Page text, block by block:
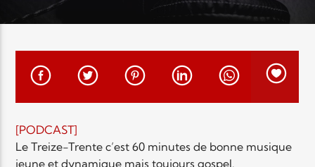
TITRE
ARTISTE
[PODCAST]
Le Treize-Trente c’est 60 minutes de bonne musique
jeune et dynamique mais toujours gospel.